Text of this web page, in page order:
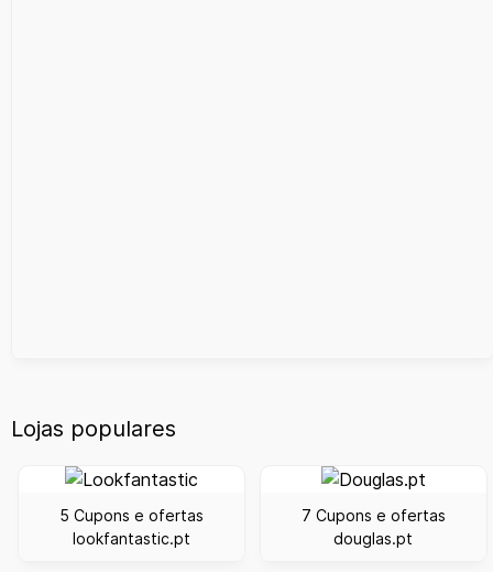
Lojas populares
5 Cupons e ofertas
lookfantastic.pt
7 Cupons e ofertas
douglas.pt